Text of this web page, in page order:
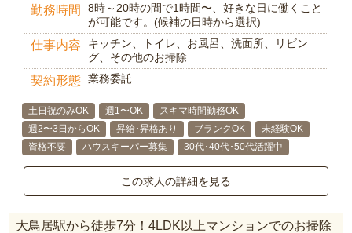
勤務時間
8時～20時の間で1時間〜、好きな日に働くこと
が可能です。(候補の日時から選択)
仕事内容
キッチン、トイレ、お風呂、洗面所、リビン
グ、その他のお掃除
契約形態 業務委託
土日祝のみOK 週1〜OK
スキマ時間勤務OK
週2〜3日からOK
昇給･昇格あり ブランクOK
未経験OK
資格不要
ハウスキーパー募集 30代･40代･50代活躍中
この求人の詳細を見る
大鳥居駅から徒歩7分！4LDK以上マンションでのお掃除